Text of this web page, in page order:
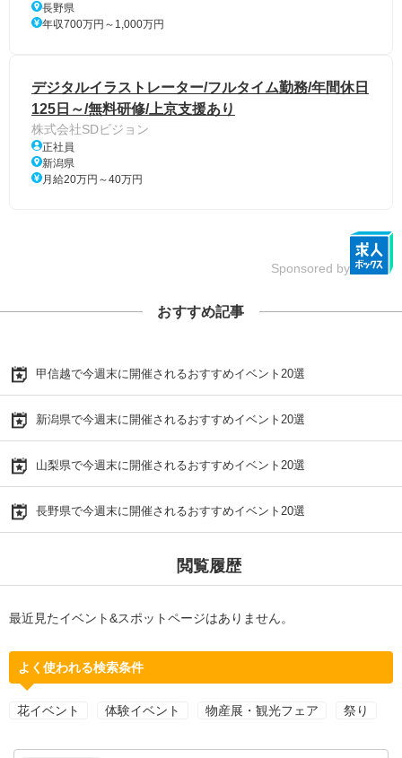
長野県
年収700万円～1,000万円
デジタルイラストレーター/フルタイム勤務/年間休日
125日～/無料研修/上京支援あり
株式会社SDビジョン
正社員
新潟県
月給20万円～40万円
Sponsored by
おすすめ記事
甲信越で今週末に開催されるおすすめイベント20選
新潟県で今週末に開催されるおすすめイベント20選
山梨県で今週末に開催されるおすすめイベント20選
長野県で今週末に開催されるおすすめイベント20選
閲覧履歴
最近見たイベント&スポットページはありません。
よく使われる検索条件
花イベント 体験イベント 物産展・観光フェア 祭り